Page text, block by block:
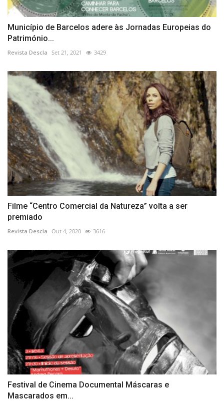
Município de Barcelos adere às Jornadas Europeias do
Património...
Revista Descla Set 21, 2021 3429
Filme “Centro Comercial da Natureza” volta a ser
premiado
Revista Descla Out 4, 2020 3616
Festival de Cinema Documental Máscaras e
Mascarados em...